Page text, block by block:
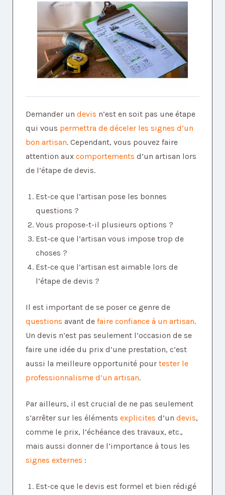
Demander un devis n’est en soit pas une étape
qui vous permettra de déceler les signes d’un
bon artisan. Cependant, vous pouvez faire
attention aux comportements d’un artisan lors
de l’étape de devis.
Est-ce que l’artisan pose les bonnes
questions ?
Vous propose-t-il plusieurs options ?
Est-ce que l’artisan vous impose trop de
choses ?
Est-ce que l’artisan est aimable lors de
l’étape de devis ?
Il est important de se poser ce genre de
questions avant de faire confiance à un artisan.
Un devis n’est pas seulement l’occasion de se
faire une idée du prix d’une prestation, c’est
aussi la meilleure opportunité pour tester le
professionnalisme d’un artisan.
Par ailleurs, il est crucial de ne pas seulement
s’arrêter sur les éléments explicites d’un devis,
comme le prix, l’échéance des travaux, etc.,
mais aussi donner de l’importance à tous les
signes externes :
Est-ce que le devis est formel et bien rédigé